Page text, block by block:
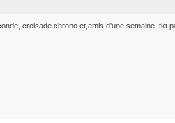
croisade chrono et,amis d'une semaine. tkt